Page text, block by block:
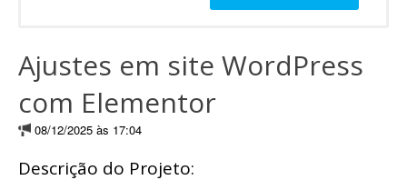
Ajustes em site WordPress
com Elementor
08/12/2025 às 17:04
Descrição do Projeto: